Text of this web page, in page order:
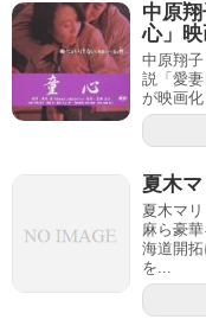
中原
心」
中原翔
説「愛
が映画
夏木マ
夏木マ
麻ら豪
海道開
を...